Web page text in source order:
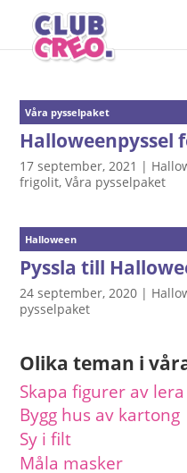
Våra pysselpaket
Halloweenpyssel
17 september, 2021 |
frigolit,Våra pysselpaket
Halloween
Pyssla till
24 september, 2020 |
pysselpaket
Olika teman i
Skapa figurer av lera
Bygg hus av kartong
Sy i filt
Måla masker